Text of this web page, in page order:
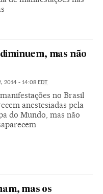
mas não
2014 - 14:08 EDT
no Brasil
anestesiadas pela
do Mundo, mas não
mas os